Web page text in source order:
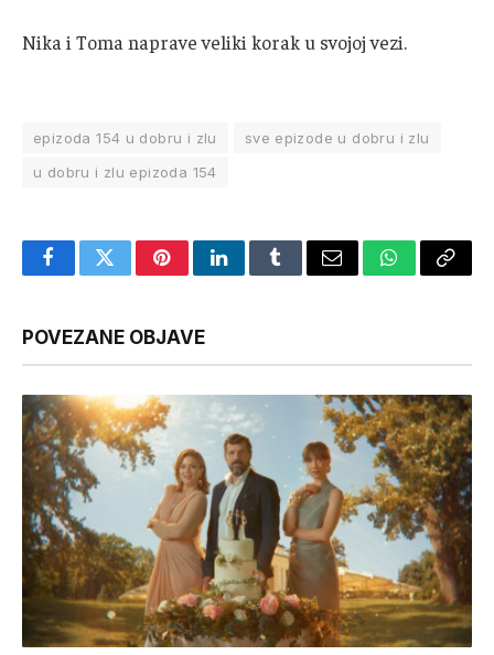
Nika i Toma naprave veliki korak u svojoj vezi.
epizoda 154 u dobru i zlu
sve epizode u dobru i zlu
u dobru i zlu epizoda 154
FacebookTwitterPinterestLinkedInTumblrEmail WhatsApp
Copy
POVEZANE OBJAVE